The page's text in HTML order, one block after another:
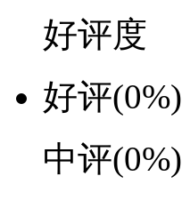
好评度
好评(0%)
中评(0%)